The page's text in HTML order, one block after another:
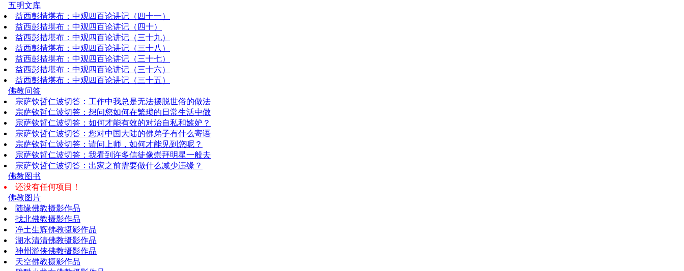
五明文库
益西彭措堪布：中观四百论讲记（四十一）
益西彭措堪布：中观四百论讲记（四十）
益西彭措堪布：中观四百论讲记（三十九）
益西彭措堪布：中观四百论讲记（三十八）
益西彭措堪布：中观四百论讲记（三十七）
益西彭措堪布：中观四百论讲记（三十六）
益西彭措堪布：中观四百论讲记（三十五）
佛教问答
宗萨钦哲仁波切答：工作中我总是无法摆脱世俗的做法
宗萨钦哲仁波切答：想问您如何在繁琐的日常生活中做
宗萨钦哲仁波切答：如何才能有效的对治自私和嫉妒？
宗萨钦哲仁波切答：您对中国大陆的佛弟子有什么寄语
宗萨钦哲仁波切答：请问上师，如何才能见到您呢？
宗萨钦哲仁波切答：我看到许多信徒像崇拜明星一般去
宗萨钦哲仁波切答：出家之前需要做什么减少违缘？
佛教图书
还没有任何项目！
佛教图片
随缘佛教摄影作品
找北佛教摄影作品
净土生辉佛教摄影作品
湖水清清佛教摄影作品
神州游侠佛教摄影作品
天空佛教摄影作品